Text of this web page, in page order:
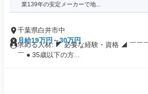
業139年の安定メーカーで地...
千葉県白井市中
月給19万円～30万円
求める人材: ◤ 必要な経験・資格 ◢ ￣￣
￣ ● 35歳以下の方...